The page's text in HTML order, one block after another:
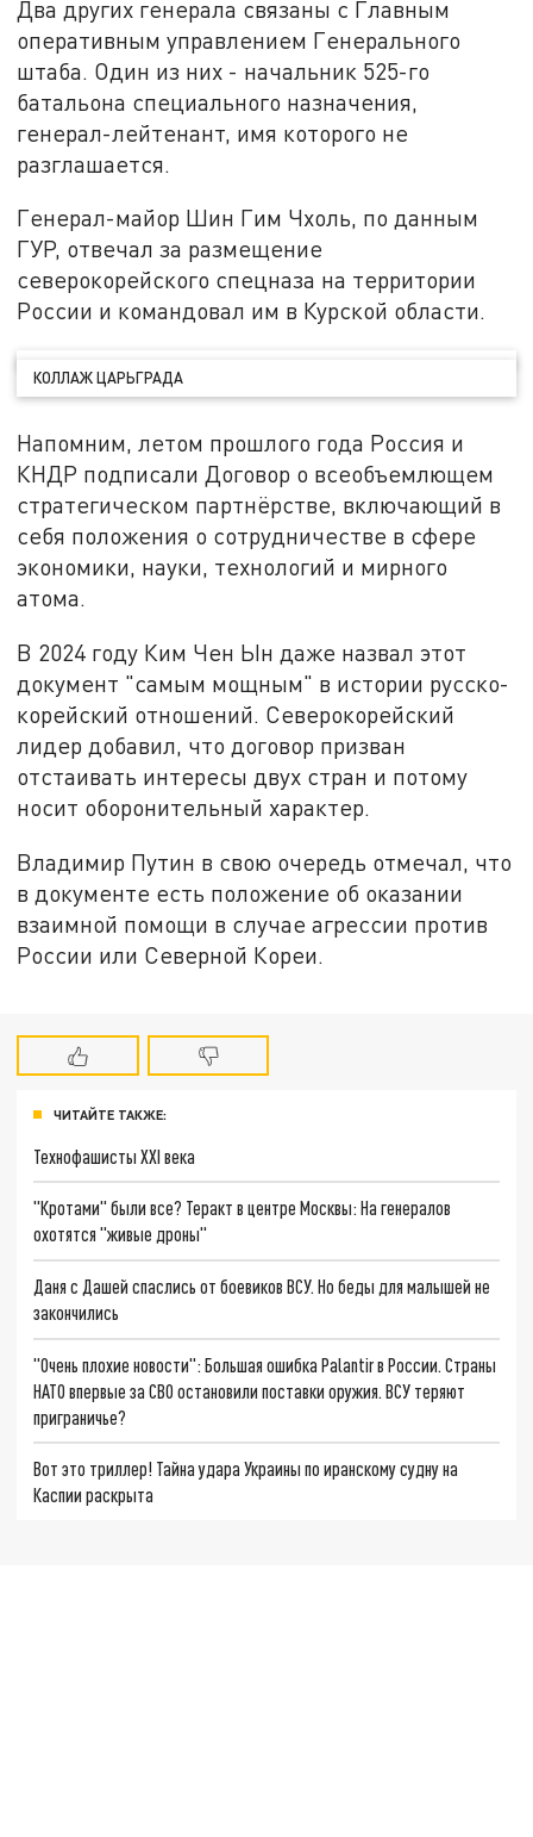
Два других генерала связаны с Главным
оперативным управлением Генерального
штаба. Один из них - начальник 525-го
батальона специального назначения,
генерал-лейтенант, имя которого не
разглашается.
Генерал-майор Шин Гим Чхоль, по данным
ГУР, отвечал за размещение
северокорейского спецназа на территории
России и командовал им в Курской области.
КОЛЛАЖ ЦАРЬГРАДА
Напомним, летом прошлого года Россия и
КНДР подписали Договор о всеобъемлющем
стратегическом партнёрстве, включающий в
себя положения о сотрудничестве в сфере
экономики, науки, технологий и мирного
атома.
В 2024 году Ким Чен Ын даже назвал этот
документ "самым мощным" в истории русско-
корейский отношений. Северокорейский
лидер добавил, что договор призван
отстаивать интересы двух стран и потому
носит оборонительный характер.
Владимир Путин в свою очередь отмечал, что
в документе есть положение об оказании
взаимной помощи в случае агрессии против
России или Северной Кореи.
ЧИТАЙТЕ ТАКЖЕ:
Технофашисты XXI века
"Кротами" были все? Теракт в центре Москвы: На генералов
охотятся "живые дроны"
Даня с Дашей спаслись от боевиков ВСУ. Но беды для малышей не
закончились
"Очень плохие новости": Большая ошибка Palantir в России. Страны
НАТО впервые за СВО остановили поставки оружия. ВСУ теряют
приграничье?
Вот это триллер! Тайна удара Украины по иранскому судну на
Каспии раскрыта